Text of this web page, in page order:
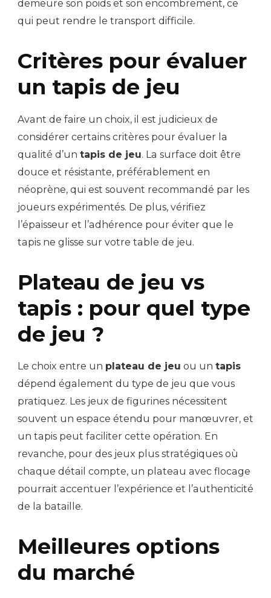
demeure son poids et son encombrement, ce
qui peut rendre le transport difficile.
Critères pour évaluer
un tapis de jeu
Avant de faire un choix, il est judicieux de
considérer certains critères pour évaluer la
qualité d’un tapis de jeu. La surface doit être
douce et résistante, préférablement en
néoprène, qui est souvent recommandé par les
joueurs expérimentés. De plus, vérifiez
l’épaisseur et l’adhérence pour éviter que le
tapis ne glisse sur votre table de jeu.
Plateau de jeu vs
tapis : pour quel type
de jeu ?
Le choix entre un plateau de jeu ou un tapis
dépend également du type de jeu que vous
pratiquez. Les jeux de figurines nécessitent
souvent un espace étendu pour manœuvrer, et
un tapis peut faciliter cette opération. En
revanche, pour des jeux plus stratégiques où
chaque détail compte, un plateau avec flocage
pourrait accentuer l’expérience et l’authenticité
de la bataille.
Meilleures options
du marché